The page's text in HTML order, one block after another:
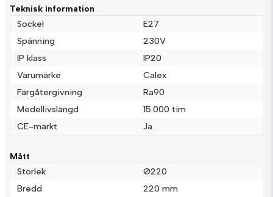
Ja, ni får publicera min fråga
Skicka fråga
Teknisk information
Sockel
E27
Spänning
230V
IP klass
IP20
Varumärke
Calex
Färgåtergivning
Ra90
Medellivslängd
15.000 tim
CE-märkt
Ja
Mått
Storlek
Ø220
Bredd
220 mm